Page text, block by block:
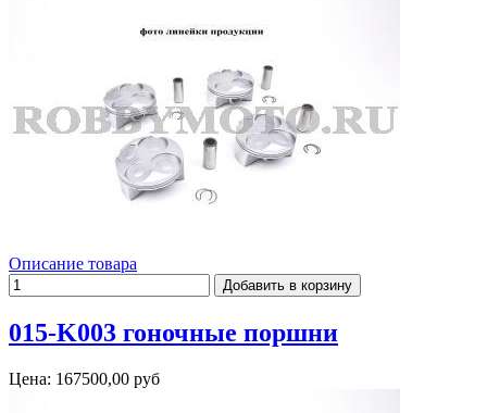
Описание товара
015-K003 гоночные поршни
Цена: 167500,00 руб